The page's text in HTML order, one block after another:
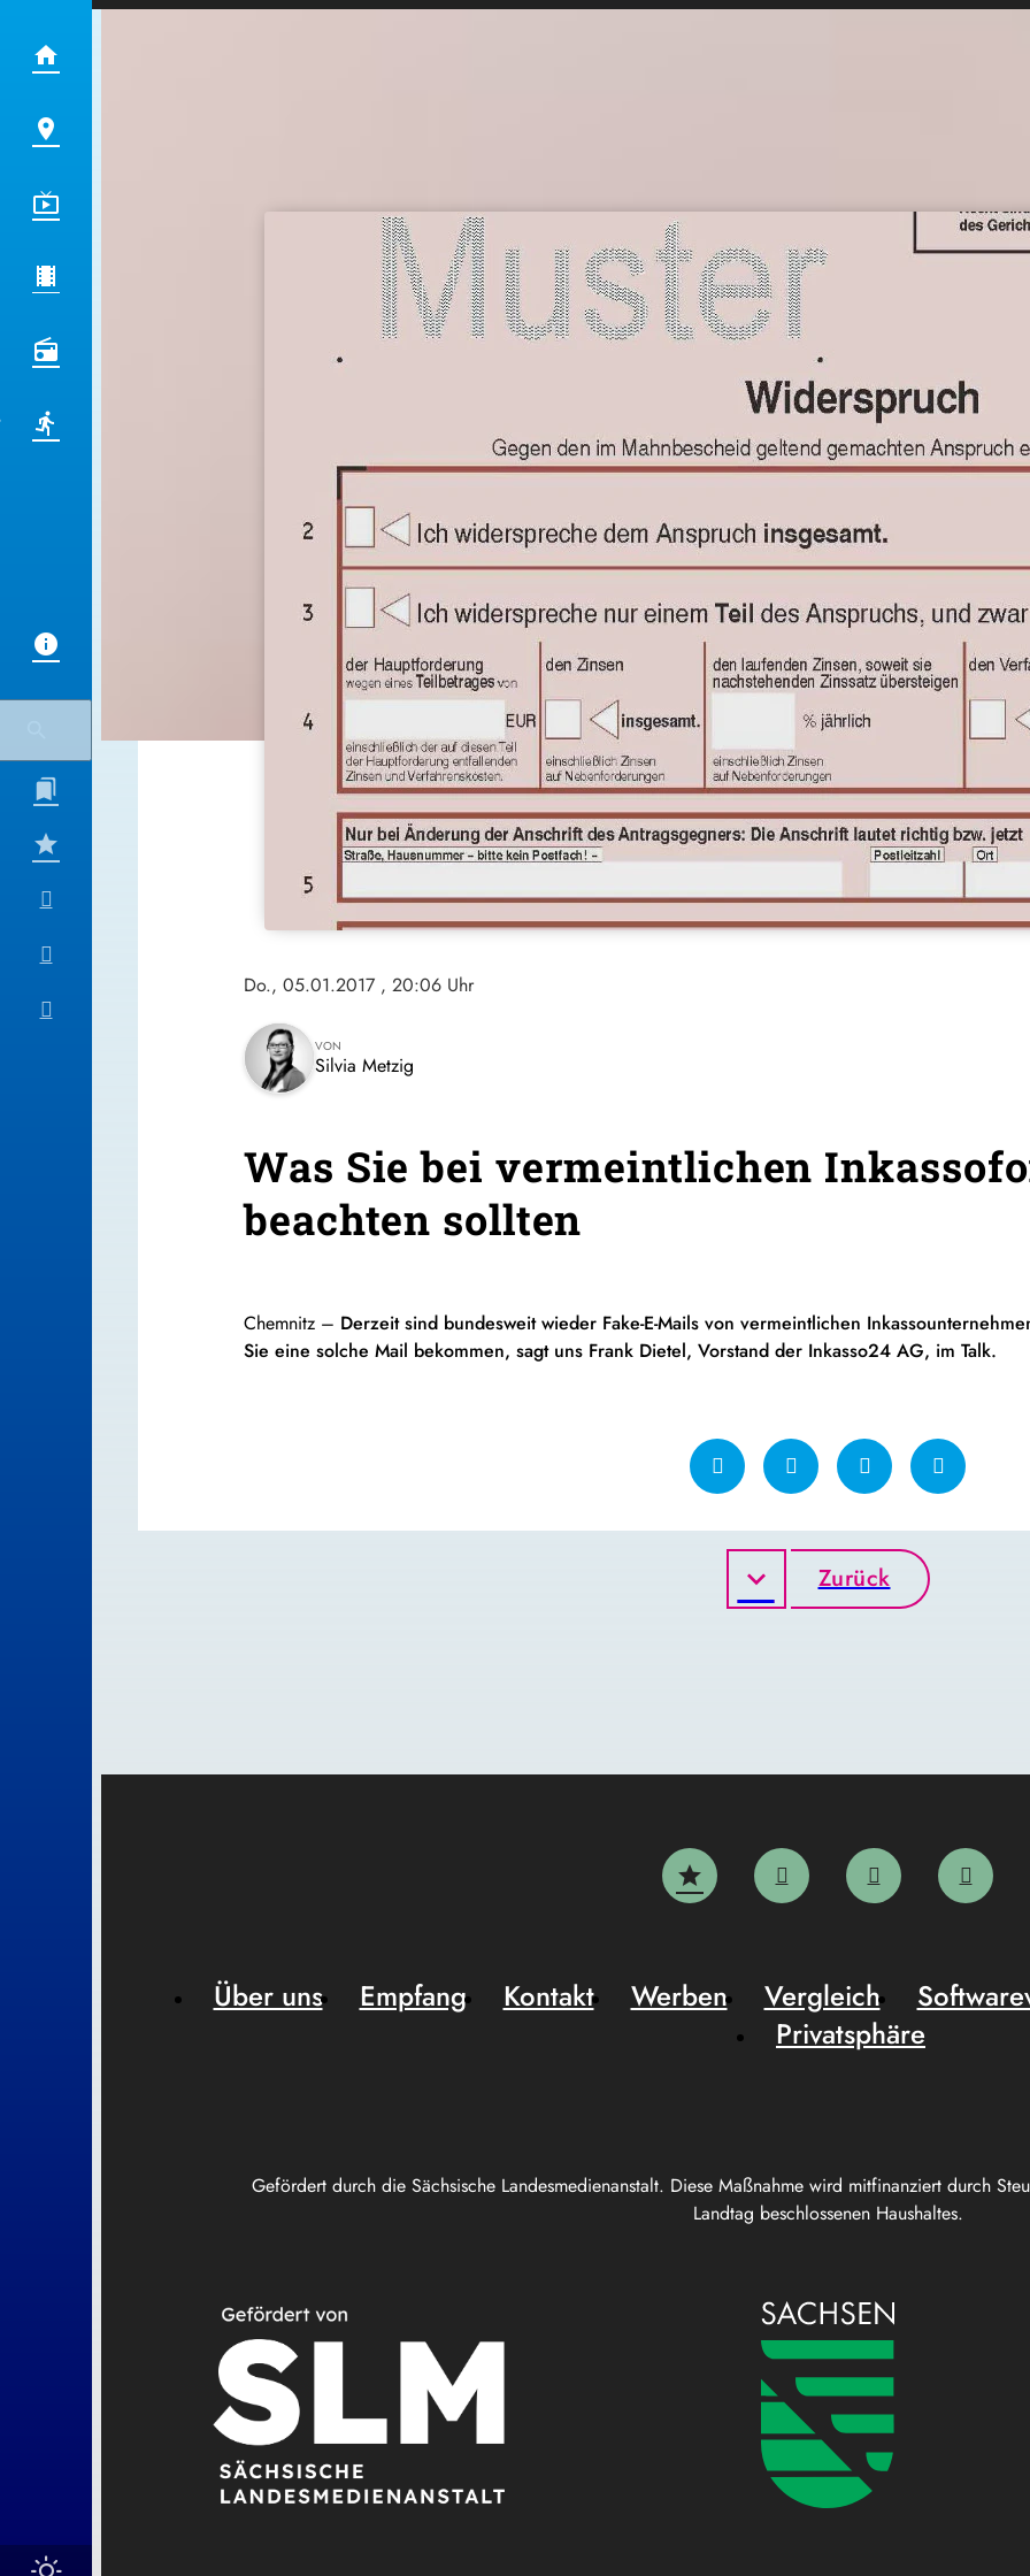
Do., 05.01.2017 , 20:06 Uhr
VON
Silvia Metzig
Was Sie bei vermeintlichen
beachten sollten
Chemnitz – Derzeit sind bundesweit wieder Fake-E-Mails von vermeintlichen
Sie eine solche Mail bekommen, sagt uns Frank Dietel, Vorstand der Inkasso24 AG, im Talk.
Zurück
Gefördert durch die Sächsische Landesmedienanstalt. Diese Maßnahme wird mitfinanziert durch
Landtag beschlossenen Haushaltes.
Über uns Empfang Kontakt Werben Vergleich
Privatsphäre